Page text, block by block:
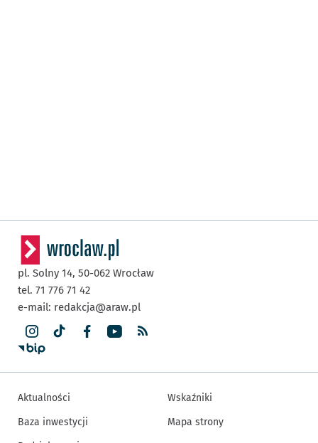
pl. Solny 14, 50-062 Wrocław
tel. 71 776 71 42
e-mail: redakcja@araw.pl
Aktualności
Baza inwestycji
Wskaźniki
Mapa strony